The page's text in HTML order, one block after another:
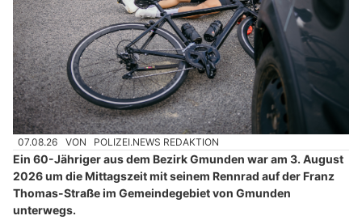
07.08.26 VON POLIZEI.NEWS REDAKTION
Ein 60-Jähriger aus dem Bezirk Gmunden war am 3. August
2026 um die Mittagszeit mit seinem Rennrad auf der Franz
Thomas-Straße im Gemeindegebiet von Gmunden
unterwegs.